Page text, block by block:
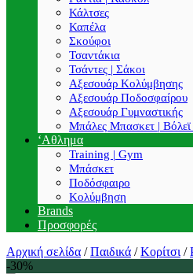
Κάλτσες
Καπέλα
Σκούφοι
Τσαντάκια
Τσάντες | Σάκοι
Αξεσουάρ Κολύμβησης
Αξεσουάρ Ποδοσφαίρου
Αξεσουάρ Γυμναστικής
Μπάλες Μπασκετ |
‘Αθλημα
Training | Gym
Μπάσκετ
Ποδόσφαιρο
Κολύμβηση
Brands
Προσφορές
Αρχική σελίδα / Παιδικά / Κορίτσι /
-30%